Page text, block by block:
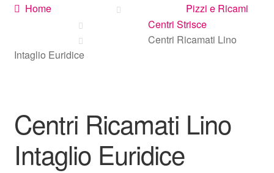
Richiesta Cataloghi
Condizioni
Accedi
Home
Pizzi e Ricami
Centri Strisce
Centri Ricamati Lino
Intaglio Euridice
Centri Ricamati Lino
Intaglio Euridice